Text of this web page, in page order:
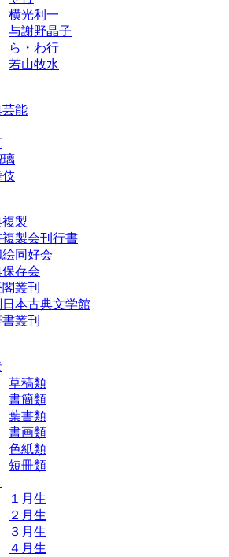
横光利一
与謝野晶子
ら・わ行
若山牧水
能
璃
製
製会刊行書
絵同好会
存会
叢刊
本古典文学館
叢刊
草稿類
書簡類
葉書類
書画類
色紙類
短冊類
１月生
２月生
３月生
４月生